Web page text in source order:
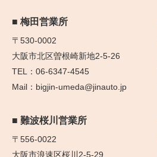
梅田営業所
〒530-0002
大阪市北区曽根崎新地2-5-26
06-6347-4545
bigjin-umeda@jinauto.jp
難波桜川営業所
〒556-0022
大阪市浪速区桜川2-5-29